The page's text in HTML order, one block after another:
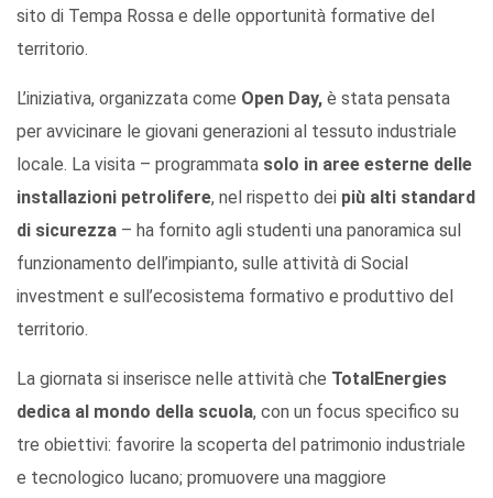
sito di Tempa Rossa e delle opportunità formative del
territorio.
L’iniziativa, organizzata come Open Day, è stata pensata
per avvicinare le giovani generazioni al tessuto industriale
locale. La visita – programmata solo in aree esterne delle
installazioni petrolifere, nel rispetto dei più alti standard
di sicurezza – ha fornito agli studenti una panoramica sul
funzionamento dell’impianto, sulle attività di Social
investment e sull’ecosistema formativo e produttivo del
territorio.
La giornata si inserisce nelle attività che TotalEnergies
dedica al mondo della scuola, con un focus specifico su
tre obiettivi: favorire la scoperta del patrimonio industriale
e tecnologico lucano; promuovere una maggiore